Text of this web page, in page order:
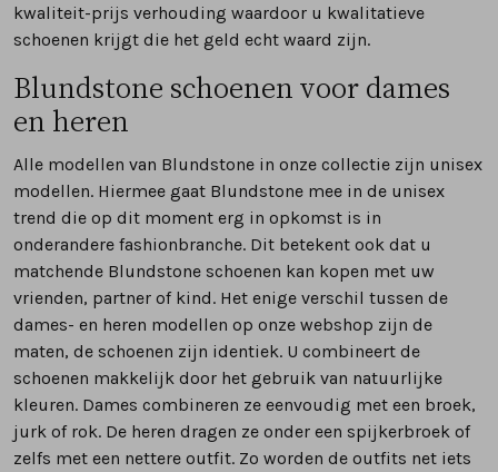
kwaliteit-prijs verhouding waardoor u kwalitatieve
schoenen krijgt die het geld echt waard zijn.
Blundstone schoenen voor dames
en heren
Alle modellen van Blundstone in onze collectie zijn unisex
modellen. Hiermee gaat Blundstone mee in de unisex
trend die op dit moment erg in opkomst is in
onderandere fashionbranche. Dit betekent ook dat u
matchende Blundstone schoenen kan kopen met uw
vrienden, partner of kind. Het enige verschil tussen de
dames- en heren modellen op onze webshop zijn de
maten, de schoenen zijn identiek. U combineert de
schoenen makkelijk door het gebruik van natuurlijke
kleuren. Dames combineren ze eenvoudig met een broek,
jurk of rok. De heren dragen ze onder een spijkerbroek of
zelfs met een nettere outfit. Zo worden de outfits net iets